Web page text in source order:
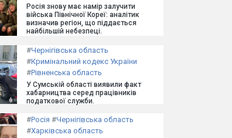
Росія знову має намір залучити
війська Північної Кореї: аналітик
визначив регіон, що піддається
найбільшій небезпеці.
#Чернігівська область
#Кримінальний кодекс України
#Рівненська область
У Сумській області виявили факт
хабарництва серед працівників
податкової служби.
#Росія #Чернігівська область
#Харківська область